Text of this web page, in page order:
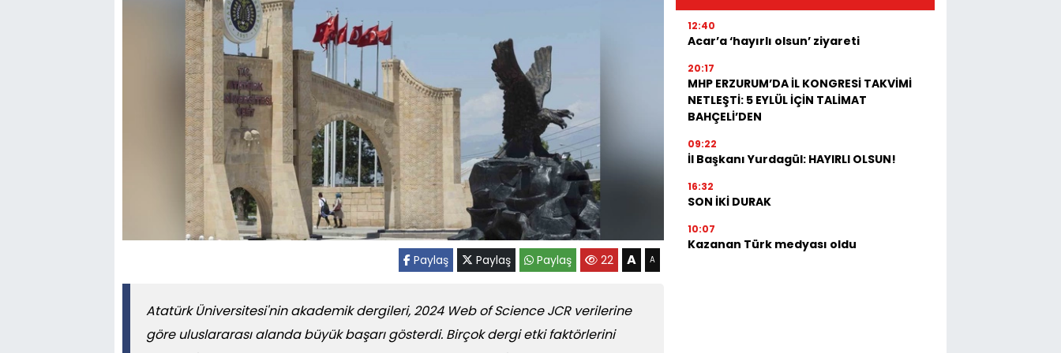
Paylaş Paylaş Paylaş 22 A A
Atatürk Üniversitesi'nin akademik dergileri, 2024 Web of Science JCR verilerine
göre uluslararası alanda büyük başarı gösterdi. Birçok dergi etki faktörlerini
12:40
Acar’a ‘hayırlı olsun’ ziyareti
20:17
MHP ERZURUM’DA İL KONGRESİ TAKVİMİ
NETLEŞTİ: 5 EYLÜL İÇİN TALİMAT
BAHÇELİ’DEN
09:22
İl Başkanı Yurdagül: HAYIRLI OLSUN!
16:32
SON İKİ DURAK
10:07
Kazanan Türk medyası oldu